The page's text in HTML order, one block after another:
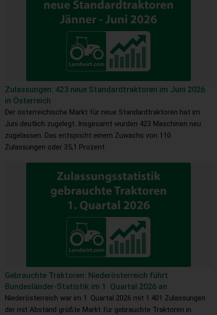
Zulassungen: 423 neue Standardtraktoren im Juni 2026
in Österreich
Der österreichische Markt für neue Standardtraktoren hat im
Juni deutlich zugelegt. Insgesamt wurden 423 Maschinen neu
zugelassen. Das entspricht einem Zuwachs von 110
Zulassungen oder 35,1 Prozent.
Gebrauchte Traktoren: Niederösterreich führt
Bundesländer-Statistik im 1. Quartal 2026 an
Niederösterreich war im 1. Quartal 2026 mit 1.401 Zulassungen
der mit Abstand größte Markt für gebrauchte Traktoren in